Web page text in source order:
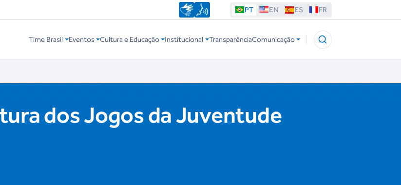
PT EN ES FR
Time Brasil Eventos Cultura e Educação Institucional TransparênciaComunicação
dos Jogos da Juventude